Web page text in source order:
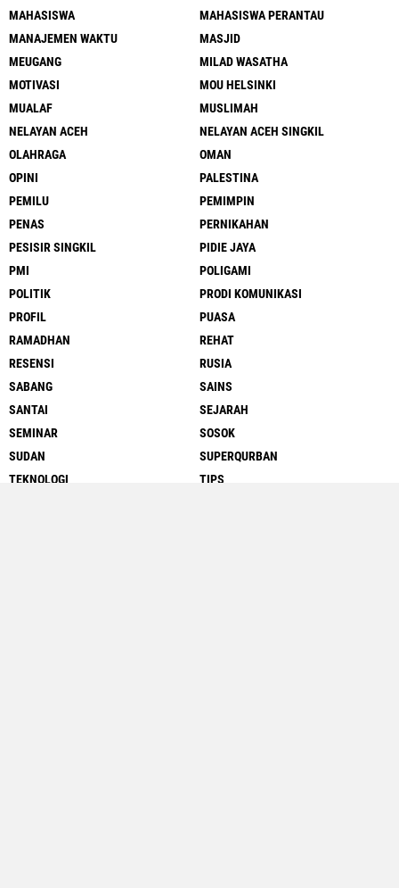
MAHASISWA
MAHASISWA PERANTAU
MANAJEMEN WAKTU
MASJID
MEUGANG
MILAD WASATHA
MOTIVASI
MOU HELSINKI
MUALAF
MUSLIMAH
NELAYAN ACEH
NELAYAN ACEH SINGKIL
OLAHRAGA
OMAN
OPINI
PALESTINA
PEMILU
PEMIMPIN
PENAS
PERNIKAHAN
PESISIR SINGKIL
PIDIE JAYA
PMI
POLIGAMI
POLITIK
PRODI KOMUNIKASI
PROFIL
PUASA
RAMADHAN
REHAT
RESENSI
RUSIA
SABANG
SAINS
SANTAI
SEJARAH
SEMINAR
SOSOK
SUDAN
SUPERQURBAN
TEKNOLOGI
TIPS